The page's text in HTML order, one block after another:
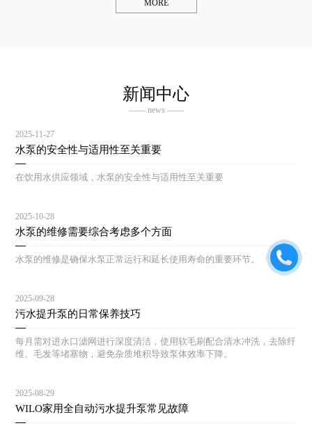
MORE
新闻中心
—— news ——
2025-11-27
水泵的安全性与适用性至关重要
在饮用水供应领域，水泵的安全性与适用性至关重要
2025-10-28
水泵的维修需要综合考虑多个方面
水泵的维修是确保水泵正常运行和延长使用寿命的重要环节。
2025-09-28
污水提升泵的日常保养技巧
每月需对进水口滤网进行深度清洁，使用软毛刷配合清水冲洗，去除纤
维、毛发等堵塞物，避免杂质堆积导致泵体效率下降。
2025-08-29
WILO家用全自动污水提升泵常见故障